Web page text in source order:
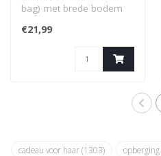
bag) met brede bodem
en in stevig katoen. Met
opdruk in '..
€21,99
cadeau voor haar(1303) opberging